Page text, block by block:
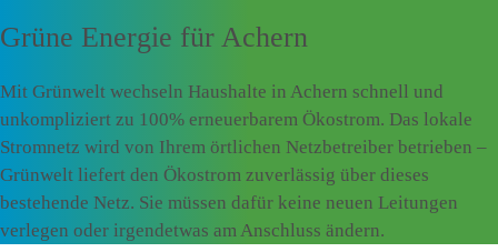
Grüne Energie für Achern
Mit Grünwelt wechseln Haushalte in Achern schnell und
unkompliziert zu 100% erneuerbarem Ökostrom. Das lokale
Stromnetz wird von Ihrem örtlichen Netzbetreiber betrieben –
Grünwelt liefert den Ökostrom zuverlässig über dieses
bestehende Netz. Sie müssen dafür keine neuen Leitungen
verlegen oder irgendetwas am Anschluss ändern.